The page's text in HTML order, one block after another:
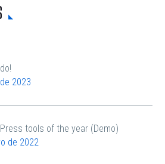
2023
tools of the year (Demo)
de 2022